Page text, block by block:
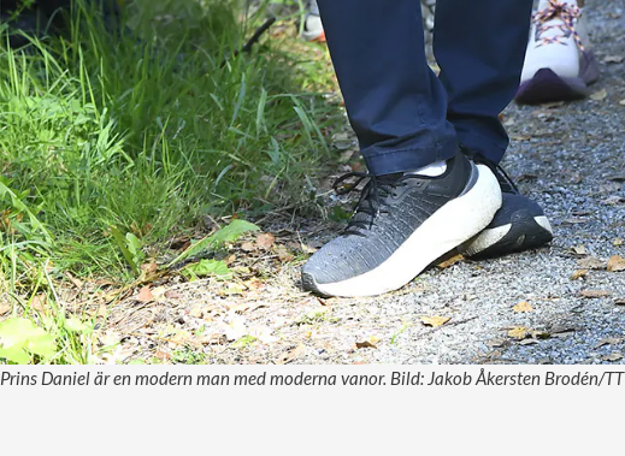
Prins Daniel är en modern man med moderna vanor. Bild: Jakob Åkersten Brodén/TT